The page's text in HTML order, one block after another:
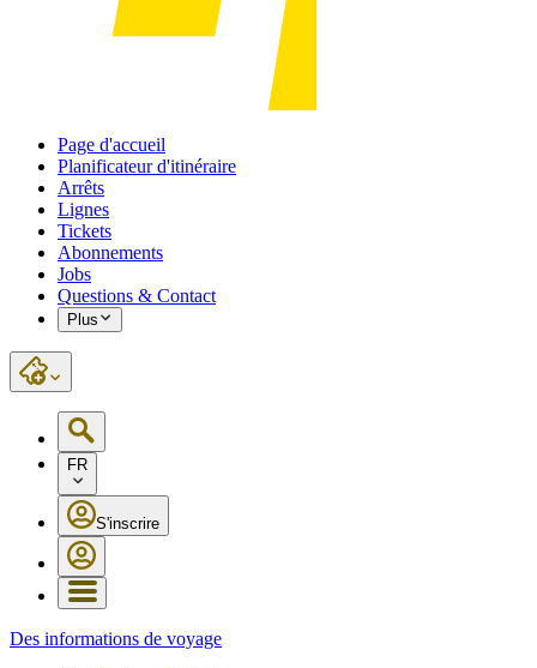
Page d'accueil
Planificateur d'itinéraire
Arrêts
Lignes
Tickets
Abonnements
Jobs
Questions & Contact
Plus
FR
S'inscrire
Des informations de voyage